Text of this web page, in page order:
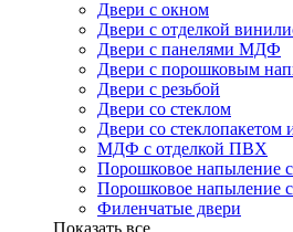
Двери с окном
Двери с отделкой
Двери с панелями МДФ
Двери с порошковым
Двери с резьбой
Двери со стеклом
Двери со стеклопакетом
МДФ с отделкой ПВХ
Порошковое напыление
Порошковое напыление
Филенчатые двери
Показать все